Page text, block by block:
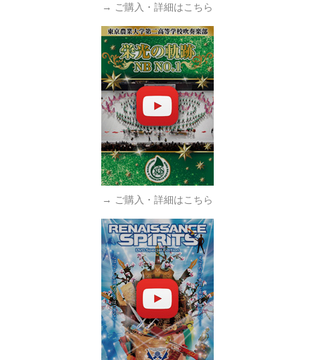
→ ご購入・詳細はこちら
→ ご購入・詳細はこちら